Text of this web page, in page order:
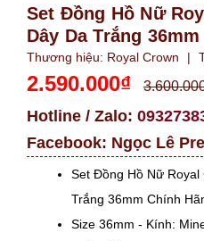
Set Đồng Hồ Nữ
Dây Da Trắng
Thương hiệu: Royal Crown |
2.590.000₫
Hotline / Zalo:
Facebook: Ngọc Lê
Set Đồng Hồ Nữ Royal
Trắng 36mm Chính
Size 36mm - Kính: